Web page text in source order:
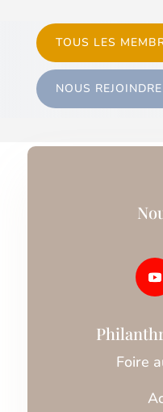
TOUS LES
NOUS REJOINDRE
Foire